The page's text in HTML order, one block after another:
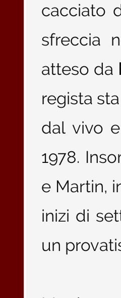
cacciato
sfreccia
atteso da
regista
dal vivo
1978.
e Martin,
inizi di
un